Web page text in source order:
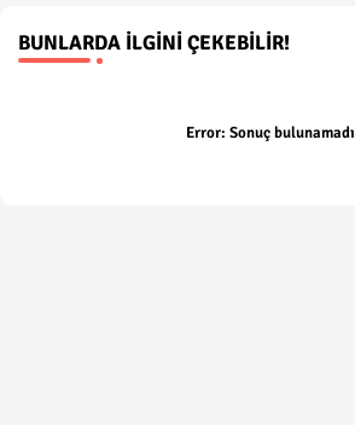
BUNLARDA İLGINI ÇEKEBILIR!
Error: Sonuç bulunamadı